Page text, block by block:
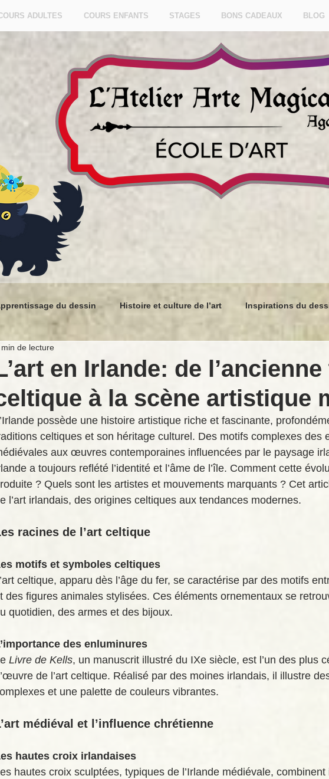
ADULTES COURS ENFANTS STAGES BONS CADEAUX BLOG
du dessin Histoire et culture de l’art Inspirations du
et en Irlande
de dessin
en Irlande: de
à la scène artistique
de lecture
possède une histoire artistique riche et fascinante,
celtiques et son héritage culturel. Des motifs complexes des
aux œuvres contemporaines influencées par le paysage
a toujours reflété l’identité et l’âme de l’île. Comment cette
? Quels sont les artistes et mouvements marquants ? Cet
l’art irlandais, des origines celtiques aux tendances modernes.
racines de l’art celtique
motifs et symboles celtiques
celtique, apparu dès l’âge du fer, se caractérise par des motifs
des figures animales stylisées. Ces éléments ornementaux se
quotidien, des armes et des bijoux.
des enluminures
Livre de Kells, un manuscrit illustré du IXe siècle, est l’un des plus
de l’art celtique. Réalisé par des moines irlandais, il illustre
et une palette de couleurs vibrantes.
médiéval et l’influence chrétienne
hautes croix irlandaises
hautes croix sculptées, typiques de l’Irlande médiévale,